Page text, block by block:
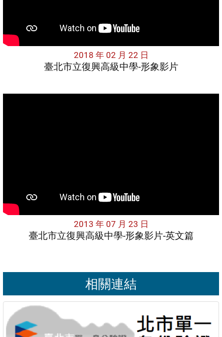
2018 年 02 月 22 日
臺北市立復興高級中學-形象影片
2013 年 07 月 23 日
臺北市立復興高級中學-形象影片-英文篇
相關連結